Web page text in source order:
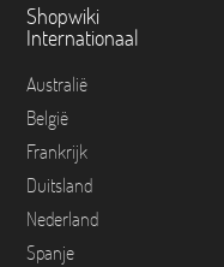
Shopwiki
Internationaal
Australië
België
Frankrijk
Duitsland
Nederland
Spanje